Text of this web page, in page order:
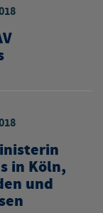
in Köln,
und